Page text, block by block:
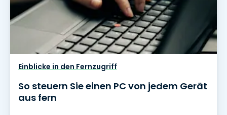
Einblicke in den Fernzugriff
So steuern Sie einen PC von jedem Gerät
aus fern